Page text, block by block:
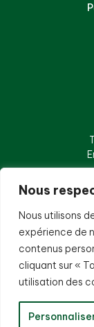
Nous
Nous utilisons
expérience de
contenus
cliquant sur «
utilisation des